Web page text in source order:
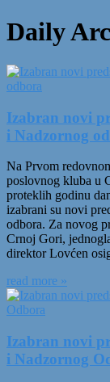
Daily
Izabran novi
i Nadzornog
Na Prvom
poslovnog kluba u
proteklih godinu
izabrani su novi
odbora. Za novog
Crnoj Gori,
direktor Lovćen
read more »
Izabran novi
i Nadzornog